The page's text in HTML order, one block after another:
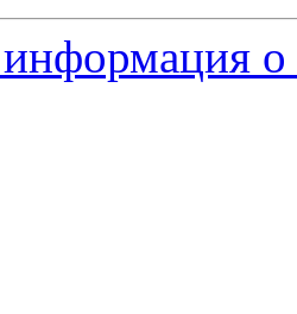
о